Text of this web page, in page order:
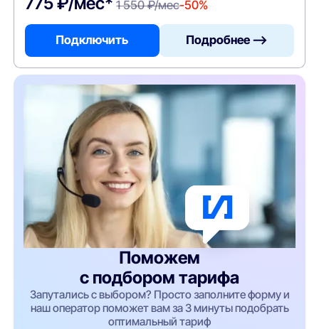
1 550 ₽/мес-50%
Подключить Подробнее —>
Поможем
с подбором тарифа
Запутались с выбором? Просто заполните форму и
наш оператор поможет вам за 3 минуты подобрать
оптимальный тариф